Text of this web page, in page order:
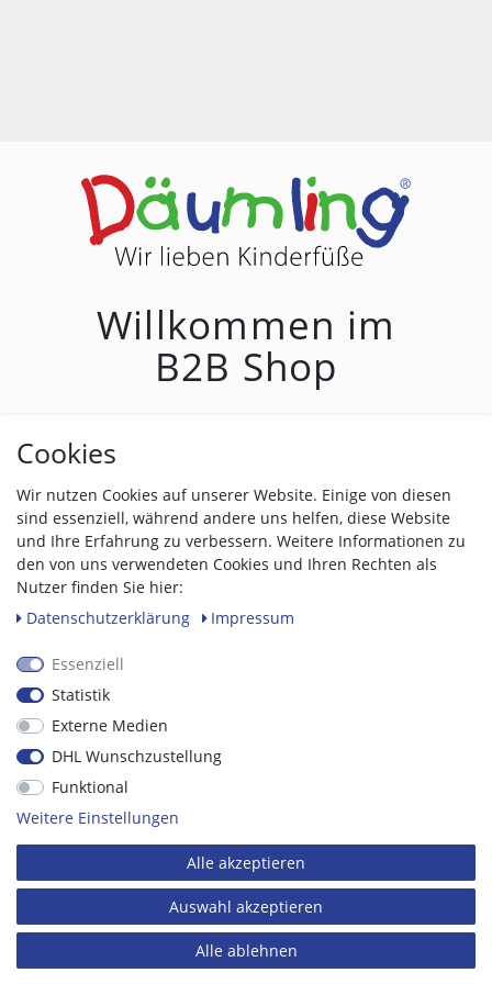
Willkommen im
B2B Shop
PASSWORT*
Passwort vergessen? Anmelden
ODER
Impressum | Datenschutz
Cookies
Wir nutzen Cookies auf unserer Website. Einige von diesen
sind essenziell, während andere uns helfen, diese Website
und Ihre Erfahrung zu verbessern. Weitere Informationen zu
den von uns verwendeten Cookies und Ihren Rechten als
Nutzer finden Sie hier:
Daten­schutz­erklärung
Impressum
Essenziell
Statistik
Externe Medien
DHL Wunschzustellung
Funktional
Weitere Einstellungen
Alle akzeptieren
Auswahl akzeptieren
Alle ablehnen